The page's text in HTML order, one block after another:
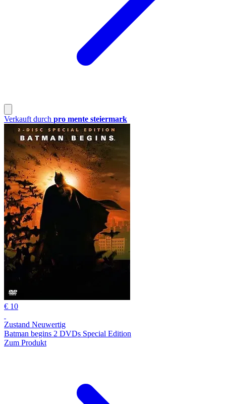
Verkauft durch pro mente steiermark
€ 10
Zustand Neuwertig
Batman begins 2 DVDs Special Edition
Zum Produkt